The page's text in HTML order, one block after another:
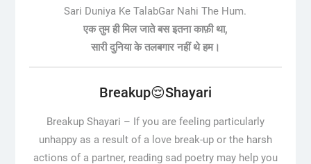
Sari Duniya Ke TalabGar Nahi The Hum.
एक तुम ही मिल जाते बस इतना काफ़ी था,
सारी दुनिया के तलबगार नहीं थे हम।
Breakup😌Shayari
Breakup Shayari – If you are feeling particularly
unhappy as a result of a love break-up or the harsh
actions of a partner, reading sad poetry may help you